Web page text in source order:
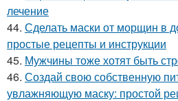
лечение
44. Сделать маски от морщин в
простые рецепты и инструкции
45. Мужчины тоже хотят быть
46. Создай свою собственную
увлажняющую маску: простой